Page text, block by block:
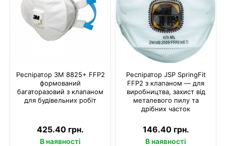
Респіратор 3M 8825+ FFP2
формований
багаторазовий з клапаном
для будівельних робіт
425.40 грн.
В наявності
Респіратор JSP SpringFit
FFP2 з клапаном — для
виробництва, захист від
металевого пилу та
дрібних часток
146.40 грн.
В наявності